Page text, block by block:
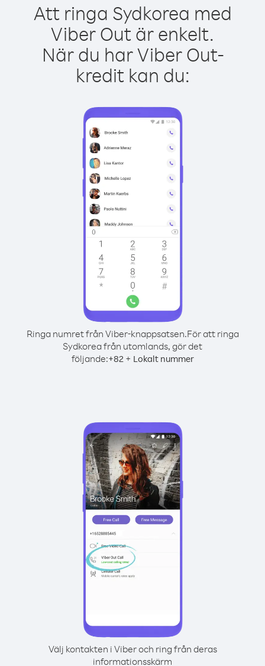
Att ringa Sydkorea med
Viber Out är enkelt.
När du har Viber Out-
kredit kan du:
Ringa numret från Viber-knappsatsen.För att ringa
Sydkorea från utomlands, gör det
följande:+82+ Lokalt nummer
Välj kontakten i Viber och ring från deras
informationsskärm